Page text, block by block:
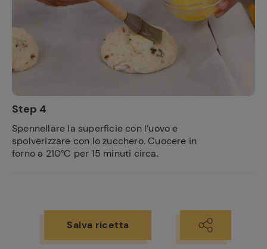
Step 4
Spennellare la superficie con l’uovo e
spolverizzare con lo zucchero. Cuocere in
forno a 210°C per 15 minuti circa.
Salva ricetta
Ricette
preferite